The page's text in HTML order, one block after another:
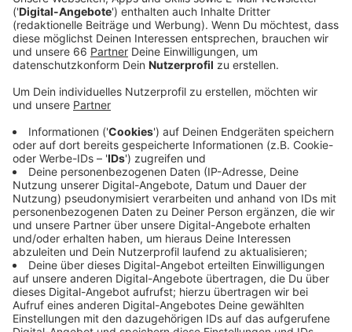
leichten Aufwärtstrend. Leiter René Heinersdorff
sagte auf Antenne Düsseldorf-Anfrage, dass auch
andere Kollegen in den letzten 4 Wochen einen
behutsamen aber stetigen Anstieg der
Veröffentlicht:Freitag, 12.11.2021 12:39
Anzeige
Zeitgleich melden aber die Filmkunstkinos der Stadt
eine Verdopplung der Zuschauer*innen - das liege
aktuell aber auch an dem starken Filmangebot. Man
bemerke außerdem eine leichte Verschiebung der
Altersgruppen; ältere Menschen kämen zurzeit
weniger gerne, dafür besuchten mehr jüngere
Menschen die Programmkinos in Düsseldorf. Einzig die